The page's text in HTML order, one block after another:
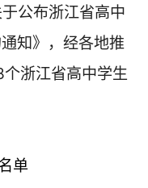
公布浙江省高中
知》，经各地推
浙江省高中学生
单